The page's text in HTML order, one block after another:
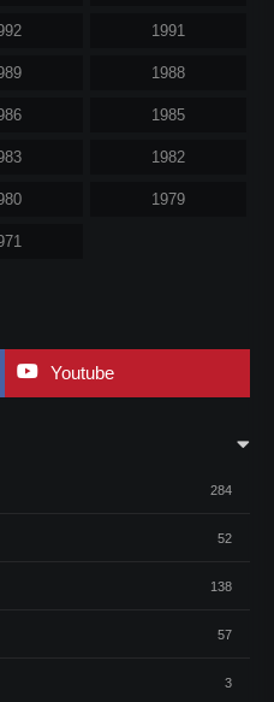
1991
1988
1985
1982
1979
Youtube
284
52
138
57
3